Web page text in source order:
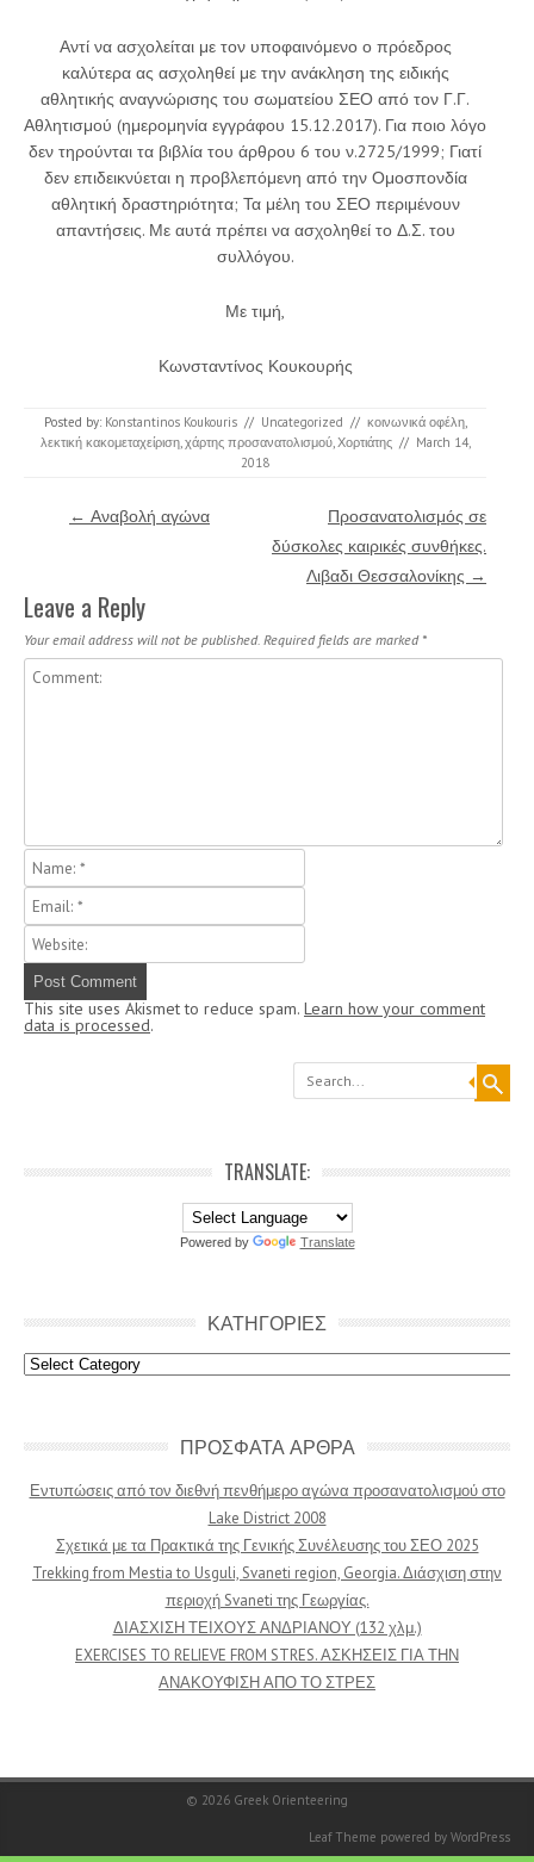
Αντί να ασχολείται με τον υποφαινόμενο ο πρόεδρος
καλύτερα ας ασχοληθεί με την ανάκληση της ειδικής
αθλητικής αναγνώρισης του σωματείου ΣΕΟ από τον Γ.Γ.
Αθλητισμού (ημερομηνία εγγράφου 15.12.2017). Για ποιο λόγο
δεν τηρούνται τα βιβλία του άρθρου 6 του ν.2725/1999; Γιατί
δεν επιδεικνύεται η προβλεπόμενη από την Ομοσπονδία
αθλητική δραστηριότητα; Τα μέλη του ΣΕΟ περιμένουν
απαντήσεις. Με αυτά πρέπει να ασχοληθεί το Δ.Σ. του
συλλόγου.
Με τιμή,
Κωνσταντίνος Κουκουρής
Posted by: Konstantinos Koukouris // Uncategorized // κοινωνικά οφέλη,
λεκτική κακομεταχείριση,χάρτης προσανατολισμού,Χορτιάτης // March 14,
2018
Post navigation
← Αναβολή αγώνα
Προσανατολισμός σε
δύσκολες καιρικές συνθήκες.
Λιβαδι Θεσσαλονίκης →
Leave a Reply
Your email address will not be published. Required fields are marked *
This site uses Akismet to reduce spam. Learn how your comment
data is processed.
Search
TRANSLATE:
Powered by Translate
ΚΑΤΗΓΟΡΙΕΣ
Κατηγοριες
ΠΡΟΣΦΑΤΑ ΑΡΘΡΑ
Εντυπώσεις από τον διεθνή πενθήμερο αγώνα προσανατολισμού στο
Lake District 2008
Σχετικά με τα Πρακτικά της Γενικής Συνέλευσης του ΣΕΟ 2025
Trekking from Mestia to Usguli, Svaneti region, Georgia. Διάσχιση στην
περιοχή Svaneti της Γεωργίας.
ΔΙΑΣΧΙΣΗ ΤΕΙΧΟΥΣ ΑΝΔΡΙΑΝΟΥ (132 χλμ.)
EXERCISES TO RELIEVE FROM STRES. ΑΣΚΗΣΕΙΣ ΓΙΑ ΤΗΝ
ΑΝΑΚΟΥΦΙΣΗ ΑΠΟ ΤΟ ΣΤΡΕΣ
© 2026 Greek Orienteering
Leaf Theme powered by WordPress